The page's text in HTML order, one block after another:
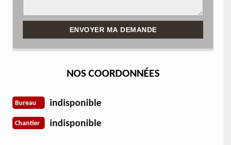
NOS COORDONNÉES
Bureau indisponible
Chantier indisponible